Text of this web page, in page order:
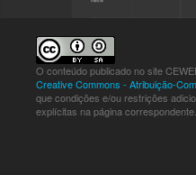
O conteúdo publicado no site
Creative Commons - Atribuição-
que condições e/ou restrições
explícitas na página correspondente.